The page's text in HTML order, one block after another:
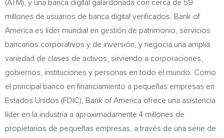
(ATM), y una banca digital galardonada con cerca de 59
millones de usuarios de banca digital verificados. Bank of
America es líder mundial en gestión de patrimonio, servicios
bancarios corporativos y de inversión, y negocia una amplia
variedad de clases de activos, sirviendo a corporaciones,
gobiernos, instituciones y personas en todo el mundo. Como
el principal banco en financiamiento a pequeñas empresas en
Estados Unidos (FDIC), Bank of America ofrece una asistencia
líder en la industria a aproximadamente 4 millones de
propietarios de pequeñas empresas, a través de una serie de